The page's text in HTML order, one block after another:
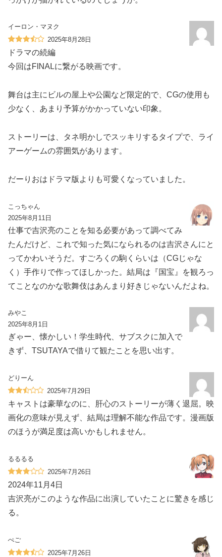
イーロン・マヌク
2025年8月28日
ドラマの続編
今回はFINALに繋がる映画です。
舞台は主にビルの屋上や公園など限定的で、CGの使用も
少なく、あまり予算がかかっていない印象。
ストーリーは、タネ明かしでスッキリするタイプで、ライ
アーゲームの雰囲気があります。
だーりおはドラマ版よりも可愛くなっていました。
こっちゃん
2025年8月11日
仕事で吉沢亮のことを知る必要があって調べてみ
たんだけど、これで知った気になられるのは吉沢さんにと
ってかわいそうだ。すごろくの駒くらいは（CGじゃな
く）手作りで作ってほしかった。結局は『国宝』を観ろっ
てことなのかな歌舞伎はあんまり好きじゃないんだよね。
みやこ
2025年8月1日
ぎゃー、懐かしい！学生時代、サブスクに加入で
きず、TSUTAYAで借りて観たことを思い出す。
どりーん
2025年7月29日
キャストは豪華なのに、肝心のストーリーが薄く退屈。映
画化の意味が見えず、結局は理解不能な作品です。漫画版
のほうが満足度は高いかもしれません。
るるるる
2025年7月26日
2024年11月4日
吉沢亮がこのような作品に出演していたことに驚きを感じ
る。
ぺご
2025年7月26日